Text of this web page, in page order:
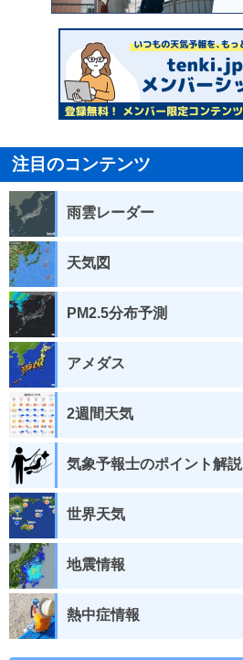
注目のコンテンツ
雨雲レーダー
天気図
PM2.5分布予測
アメダス
2週間天気
気象予報士のポイント解説
世界天気
地震情報
熱中症情報